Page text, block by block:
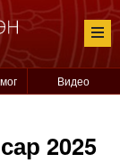
Видео
2025